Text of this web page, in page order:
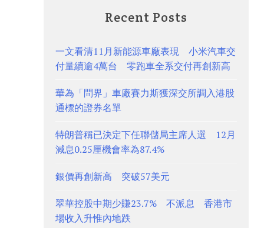
Recent Posts
一文看清11月新能源車廠表現 小米汽車交
付量續逾4萬台 零跑車全系交付再創新高
華為「問界」車廠賽力斯獲深交所調入港股
通標的證券名單
特朗普稱已決定下任聯儲局主席人選 12月
減息0.25厘機會率為87.4%
銀價再創新高 突破57美元
翠華控股中期少賺23.7% 不派息 香港市
場收入升惟內地跌